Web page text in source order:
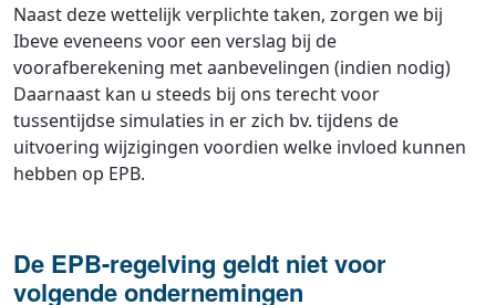
Naast deze wettelijk verplichte taken, zorgen we bij
Ibeve eveneens voor een verslag bij de
voorafberekening met aanbevelingen (indien nodig)
Daarnaast kan u steeds bij ons terecht voor
tussentijdse simulaties in er zich bv. tijdens de
uitvoering wijzigingen voordien welke invloed kunnen
hebben op EPB.
De EPB-regelving geldt niet voor
volgende ondernemingen